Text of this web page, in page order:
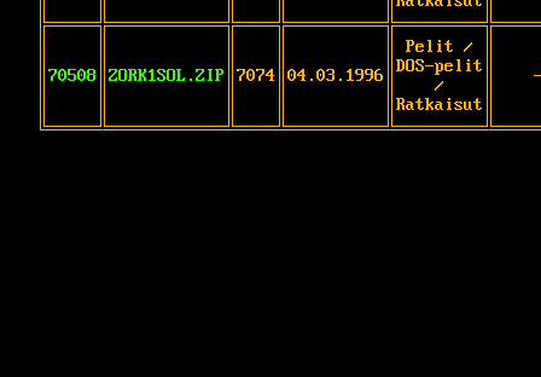
70508 ZORK1SOL.ZIP 7074 04.03.1996
Pelit /
DOS-pelit
/
Ratkaisut